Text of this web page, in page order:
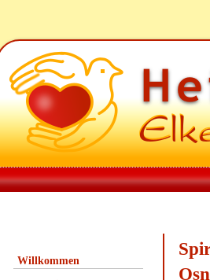
Willkommen